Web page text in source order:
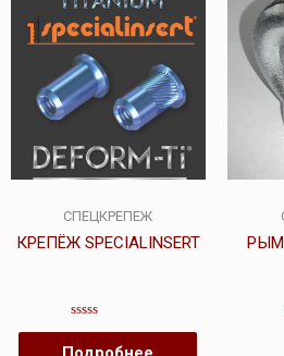
СПЕЦКРЕПЕЖ
КРЕПЁЖ SPECIALINSERT
Оценка
0